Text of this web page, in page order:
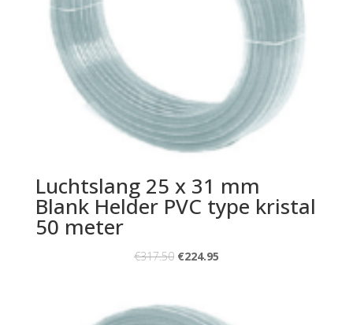
Luchtslang 25 x 31 mm
Blank Helder PVC type kristal
50 meter
€317.50 €224.95